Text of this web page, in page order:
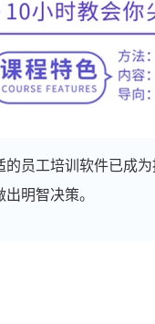
员工培训软件已成
明智决策。